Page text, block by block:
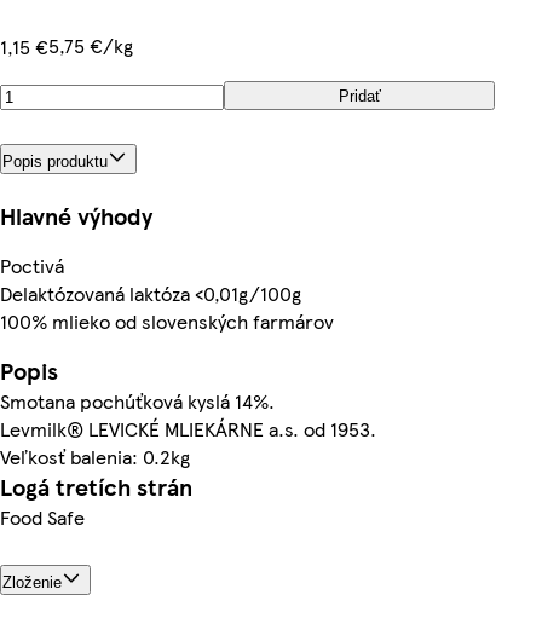
1,15 €5,75 €/kg
Pridať
Popis produktu
Hlavné výhody
Poctivá
Delaktózovaná laktóza <0,01g/100g
100% mlieko od slovenských farmárov
Popis
Smotana pochúťková kyslá 14%.
Levmilk® LEVICKÉ MLIEKÁRNE a.s. od 1953.
Veľkosť balenia: 0.2kg
Logá tretích strán
Food Safe
Zloženie